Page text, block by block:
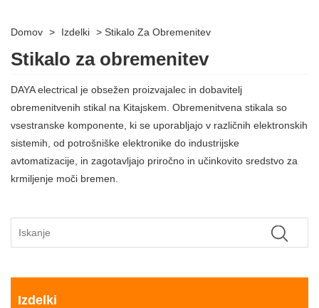
Domov > Izdelki > Stikalo Za Obremenitev
Stikalo za obremenitev
DAYA electrical je obsežen proizvajalec in dobavitelj
obremenitvenih stikal na Kitajskem. Obremenitvena stikala so
vsestranske komponente, ki se uporabljajo v različnih elektronskih
sistemih, od potrošniške elektronike do industrijske
avtomatizacije, in zagotavljajo priročno in učinkovito sredstvo za
krmiljenje moči bremen.
Izdelki